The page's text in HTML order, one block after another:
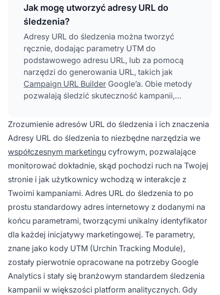
Jak mogę utworzyć adresy URL do
śledzenia?
Adresy URL do śledzenia można tworzyć
ręcznie, dodając parametry UTM do
podstawowego adresu URL, lub za pomocą
narzędzi do generowania URL, takich jak
Campaign URL Builder Google’a. Obie metody
pozwalają śledzić skuteczność kampanii,
różnych kanałach marketingowych.
Zrozumienie adresów URL do śledzenia i ich znaczenia
Adresy URL do śledzenia to niezbędne narzędzia we
współczesnym marketingu cyfrowym, pozwalające
monitorować dokładnie, skąd pochodzi ruch na Twojej
stronie i jak użytkownicy wchodzą w interakcje z
Twoimi kampaniami. Adres URL do śledzenia to po
prostu standardowy adres internetowy z dodanymi na
końcu parametrami, tworzącymi unikalny identyfikator
dla każdej inicjatywy marketingowej. Te parametry,
znane jako kody UTM (Urchin Tracking Module),
zostały pierwotnie opracowane na potrzeby Google
Analytics i stały się branżowym standardem śledzenia
kampanii w większości platform analitycznych. Gdy